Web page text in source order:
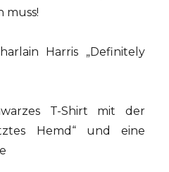
muss!
Harris „Definitely
T-Shirt mit der
Hemd“ und eine